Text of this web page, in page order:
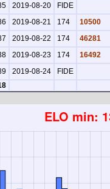
2019-08-20
FIDE
2019-08-21 174
10500
2019-08-22 174
46281
2019-08-23 174
16492
2019-08-24
FIDE